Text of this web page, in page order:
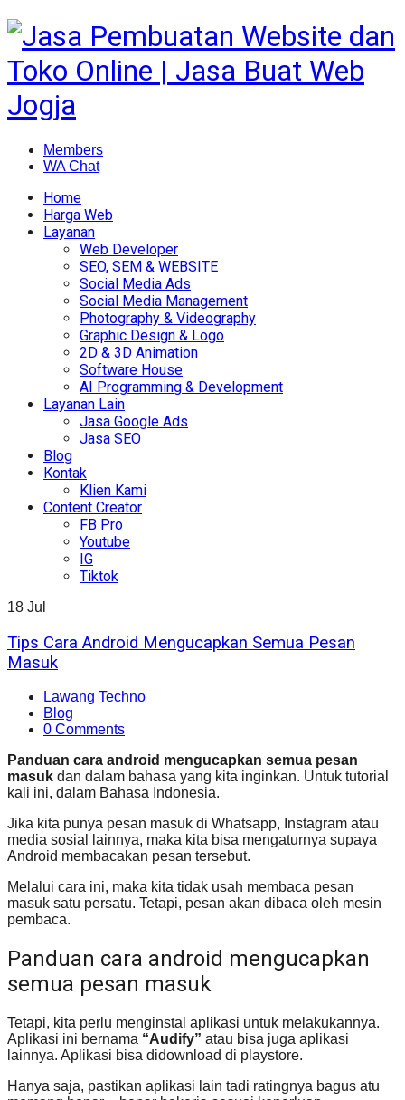
Members
WA Chat
Home
Harga Web
Layanan
Web Developer
SEO, SEM & WEBSITE
Social Media Ads
Social Media Management
Photography & Videography
Graphic Design & Logo
2D & 3D Animation
Software House
AI Programming & Development
Layanan Lain
Jasa Google Ads
Jasa SEO
Blog
Kontak
Klien Kami
Content Creator
FB Pro
Youtube
IG
Tiktok
18 Jul
Tips Cara Android Mengucapkan Semua Pesan
Masuk
Lawang Techno
Blog
0 Comments
Panduan cara android mengucapkan semua pesan
masuk dan dalam bahasa yang kita inginkan. Untuk tutorial
kali ini, dalam Bahasa Indonesia.
Jika kita punya pesan masuk di Whatsapp, Instagram atau
media sosial lainnya, maka kita bisa mengaturnya supaya
Android membacakan pesan tersebut.
Melalui cara ini, maka kita tidak usah membaca pesan
masuk satu persatu. Tetapi, pesan akan dibaca oleh mesin
pembaca.
Panduan cara android mengucapkan
semua pesan masuk
Tetapi, kita perlu menginstal aplikasi untuk melakukannya.
Aplikasi ini bernama “Audify” atau bisa juga aplikasi
lainnya. Aplikasi bisa didownload di playstore.
Hanya saja, pastikan aplikasi lain tadi ratingnya bagus atu